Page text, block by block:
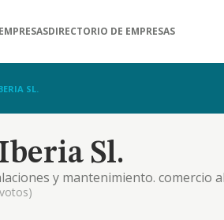
DIRECTORIO DE EMPRESAS
SL.
Sl.
y mantenimiento. comercio
y exportacion. actividades